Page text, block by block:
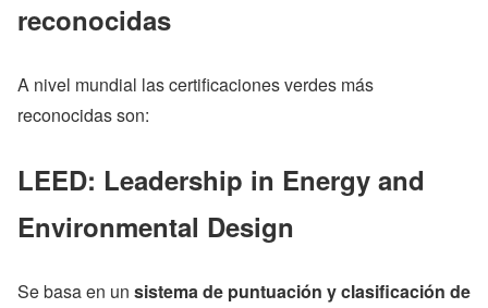
reconocidas
A nivel mundial las certificaciones verdes más
reconocidas son:
LEED: Leadership in Energy and
Environmental Design
Se basa en un sistema de puntuación y clasificación de